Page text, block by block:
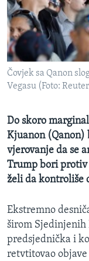
MAGAZIN
O GLASU AMERIKE
Learning English
Jezici
Čovjek sa Qanon
Vegasu (Foto:
Do skoro
Kjuanon (Qanon)
vjerovanje da se
Trump bori protiv
želi da kontroliše
Ekstremno
širom Sjedinjenih
predsjednička i
retvtitovao